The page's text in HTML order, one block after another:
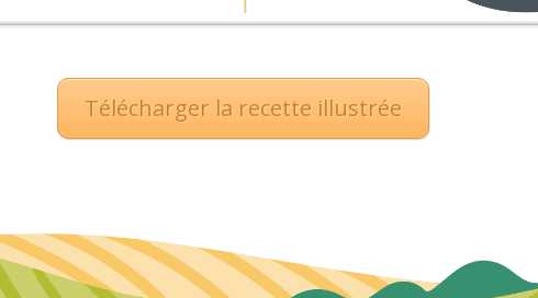
Télécharger la recette illustrée